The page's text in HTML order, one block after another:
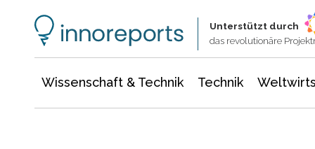
Unterstützt durch
das revolutionäre
Wissenschaft & Technik Technik